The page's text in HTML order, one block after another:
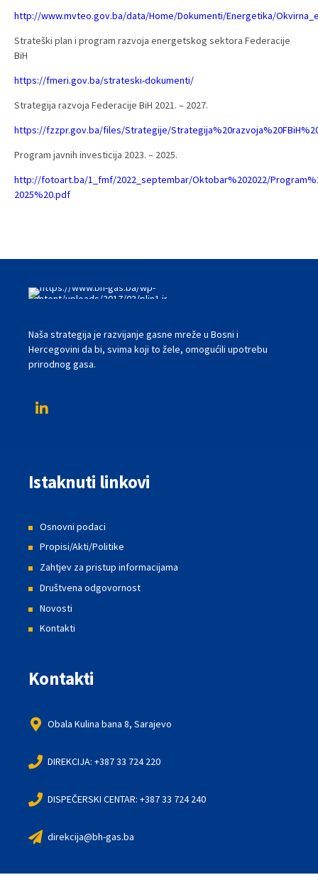
http://www.mvteo.gov.ba/data/Home/Dokumenti/Energetika/
Strateški plan i program razvoja energetskog sektora Federacije
BiH
https://fmeri.gov.ba/strateski-dokumenti/
Strategija razvoja Federacije BiH 2021. – 2027.
https://fzzpr.gov.ba/files/Strategije/
Program javnih investicija 2023. – 2025.
http://fotoart.ba/1_fmf/2022_septembar/Oktobar%202022/
2025%20.pdf
Naša strategija je razvijanje gasne mreže u Bosni i
Hercegovini da bi, svima koji to žele, omogućili upotrebu
prirodnog gasa.
Istaknuti linkovi
Osnovni podaci
Propisi/Akti/Politike
Zahtjev za pristup informacijama
Društvena odgovornost
Novosti
Kontakti
Kontakti
Obala Kulina bana 8, Sarajevo
DIREKCIJA: +387 33 724 220
DISPEČERSKI CENTAR: +387 33 724 240
direkcija@bh-gas.ba